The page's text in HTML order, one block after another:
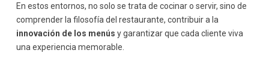
En estos entornos, no solo se trata de cocinar o servir, sino de
comprender la filosofía del restaurante, contribuir a la
innovación de los menús y garantizar que cada cliente viva
una experiencia memorable.